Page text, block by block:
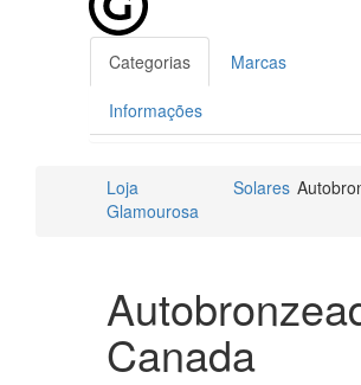
Categorias Marcas
Informações
Loja
Glamourosa
Solares
Canada